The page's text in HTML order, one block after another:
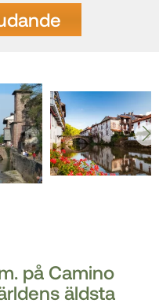
på Camino
äldsta